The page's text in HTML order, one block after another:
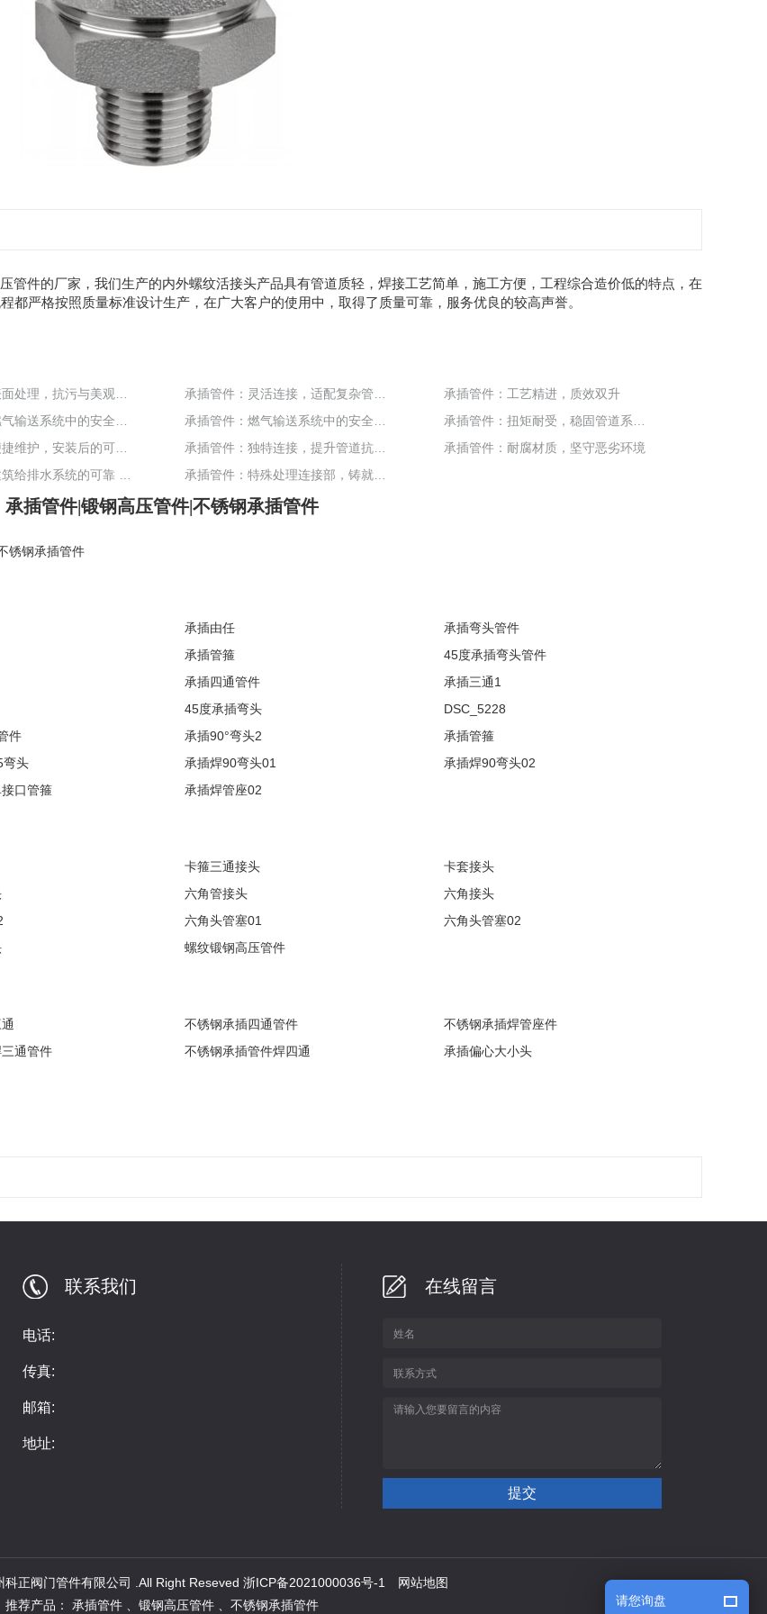
管件的厂家，我们生产的内外螺纹活接头产品具有管道质轻，焊接工艺简单，施工方便，工程综合造价低的特点，在
严格按照质量标准设计生产，在广大客户的使用中，取得了质量可靠，服务优良的较高声誉。
承插管件：工艺精进，质效双升
承插管件：便捷维护，安装后的可靠之选
承插管件：耐腐材质，坚守恶劣环境
承插管件|锻钢高压管件|不锈钢承插管件
锈钢承插管件
承插由任
承插弯头管件
承插管箍
45度承插弯头管件
承插四通管件
承插三通1
45度承插弯头
DSC_5228
件 承插90°弯头2
承插管箍
弯头 承插焊90弯头01
承插焊90弯头02
口管箍 承插焊管座02
卡箍三通接头
卡套接头
六角管接头
六角接头
六角头管塞01
六角头管塞02
螺纹锻钢高压管件
不锈钢承插四通管件
不锈钢承插焊管座件
通管件 不锈钢承插管件焊四通
承插偏心大小头
联系我们
电话:
传真:
邮箱:
地址:
在线留言
正阀门管件有限公司 .All Right Reseved 浙ICP备2021000036号-1
网站地图
推荐产品： 承插管件 锻钢高压管件 不锈钢承插管件 请您询盘